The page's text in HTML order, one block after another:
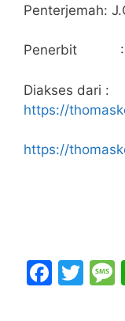
Penterjemah:
Penerbit :
Diakses dari :
https://
https://
F
T